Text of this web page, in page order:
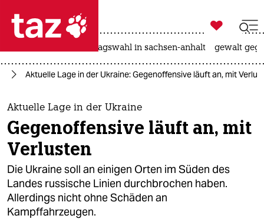
 taz zahl ich
taz zahl ich
themen
politik
öko
gesellschaft
kultur

taz zahl ich
landtagswahl in sachsen-anhalt gewalt
Aktuelle Lage in der Ukraine: Gegenoffensive läuft an, mit
Aktuelle Lage in der Ukraine
Gegenoffensive läuft an, mit
Verlusten
Die Ukraine soll an einigen Orten im Süden des
Landes russische Linien durchbrochen haben.
Allerdings nicht ohne Schäden an
Kampffahrzeugen.